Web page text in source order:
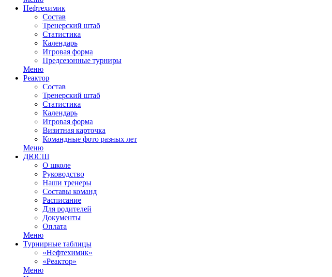
Нефтехимик
Состав
Тренерский штаб
Статистика
Календарь
Игровая форма
Предсезонные турниры
Меню
Реактор
Состав
Тренерский штаб
Статистика
Календарь
Игровая форма
Визитная карточка
Командные фото разных лет
Меню
ДЮСШ
О школе
Руководство
Наши тренеры
Составы команд
Расписание
Для родителей
Документы
Оплата
Меню
Турнирные таблицы
«Нефтехимик»
«Реактор»
Меню